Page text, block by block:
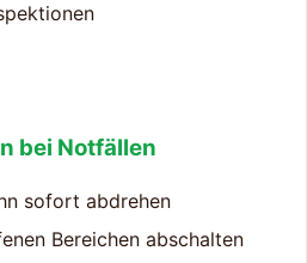
bei Notfällen
sofort abdrehen
Bereichen abschalten